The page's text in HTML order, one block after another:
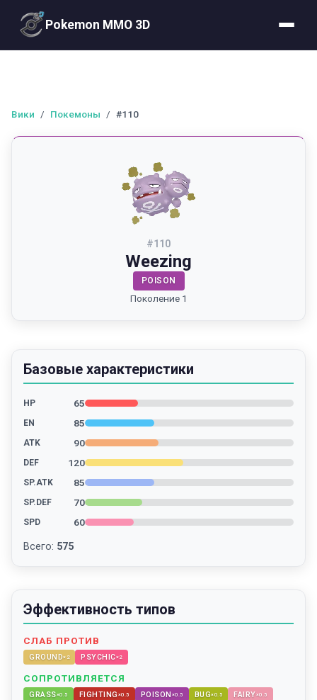
Pokemon MMO 3D
Вики / Покемоны / #110
#110
Weezing
POISON
Поколение 1
Базовые характеристики
HP 65
EN 85
ATK 90
DEF 120
SP.ATK 85
SP.DEF 70
SPD 60
Всего: 575
Эффективность типов
СЛАБ ПРОТИВ
GROUND× 2 PSYCHIC×2
СОПРОТИВЛЯЕТСЯ
GRASS×0.5 FIGHTING ×0.5 POISON ×0.5 BUG×0.5 FAIRY×0.5